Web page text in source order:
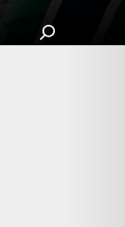
Sök
efter: